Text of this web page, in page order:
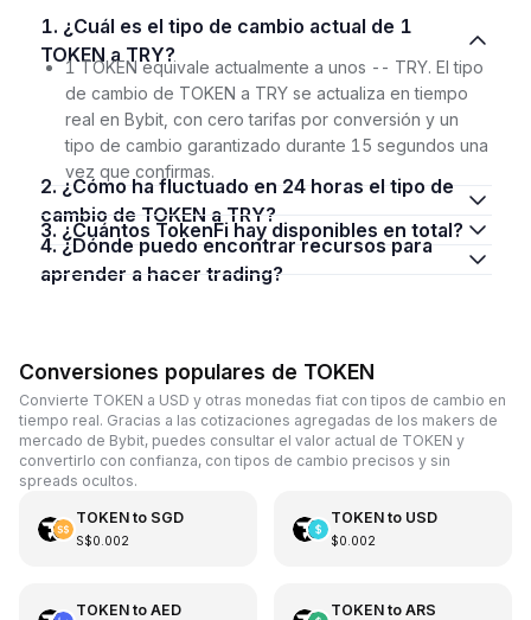
1. ¿Cuál es el tipo de cambio actual de 1
TOKEN a TRY?
1 TOKEN equivale actualmente a unos -- TRY. El tipo
de cambio de TOKEN a TRY se actualiza en tiempo
real en Bybit, con cero tarifas por conversión y un
tipo de cambio garantizado durante 15 segundos una
vez que confirmas.
2. ¿Cómo ha fluctuado en 24 horas el tipo de
cambio de TOKEN a TRY?
3. ¿Cuántos TokenFi hay disponibles en total?
4. ¿Dónde puedo encontrar recursos para
aprender a hacer trading?
Conversiones populares de TOKEN
Convierte TOKEN a USD y otras monedas fiat con tipos de cambio en
tiempo real. Gracias a las cotizaciones agregadas de los makers de
mercado de Bybit, puedes consultar el valor actual de TOKEN y
convertirlo con confianza, con tipos de cambio precisos y sin
spreads ocultos.
TOKENto SGD
S$0.002
TOKENto USD
$0.002
TOKENto AED TOKENto ARS